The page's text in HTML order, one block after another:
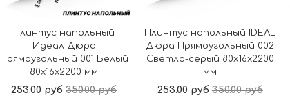
Плинтус напольный
Идеал Дюра
Прямоугольный 001 Белый
80x16x2200 мм
253.00 руб 350.00 руб
Плинтус напольный IDEAL
Дюра Прямоугольный 002
Светло-серый 80x16x2200
мм
253.00 руб 350.00 руб